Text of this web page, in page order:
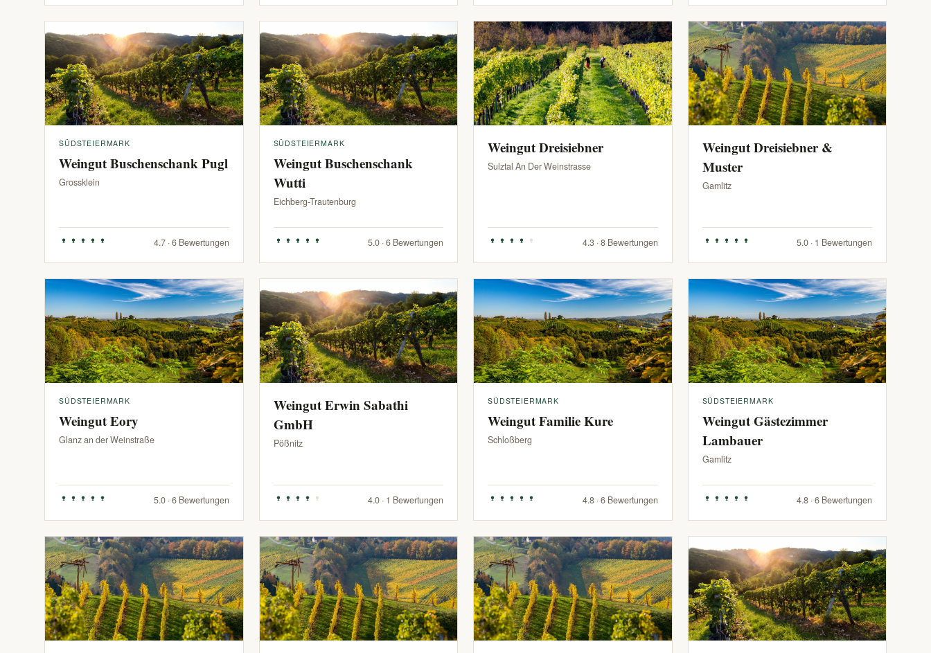
SÜDSTEIERMARK
Weingut Buschenschank Pugl
Grossklein
4.7 · 6 Bewertungen
SÜDSTEIERMARK
Weingut Buschenschank
Wutti
Eichberg-Trautenburg
5.0 · 6 Bewertungen
Weingut Dreisiebner
Sulztal An Der Weinstrasse
4.3 · 8 Bewertungen
Weingut Dreisiebner &
Muster
Gamlitz
5.0 · 1 Bewertungen
SÜDSTEIERMARK
Weingut Eory
Glanz an der Weinstraße
5.0 · 6 Bewertungen
Weingut Erwin Sabathi
GmbH
Pößnitz
4.0 · 1 Bewertungen
SÜDSTEIERMARK
Weingut Familie Kure
Schloßberg
4.8 · 6 Bewertungen
SÜDSTEIERMARK
Weingut Gästezimmer
Lambauer
Gamlitz
4.8 · 6 Bewertungen